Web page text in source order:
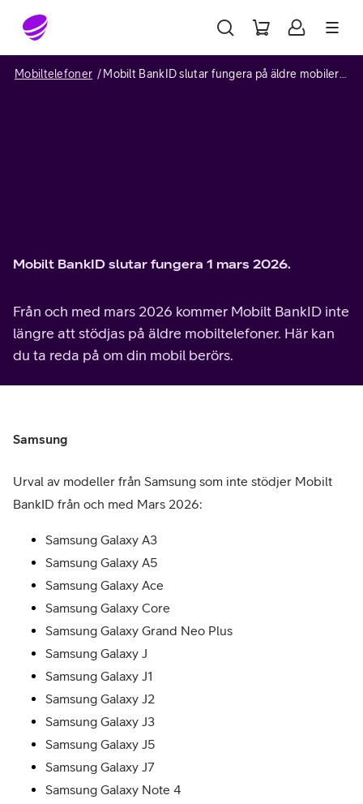
Gå till sidans innehåll
Mobiltelefoner
Mobilt BankID slutar fungera 1 mars 2026.
Från och med mars 2026 kommer Mobilt BankID inte
längre att stödjas på äldre mobiltelefoner. Här kan
du ta reda på om din mobil berörs.
Samsung
Urval av modeller från Samsung som inte stödjer Mobilt
BankID från och med Mars 2026:
Samsung Galaxy A3
Samsung Galaxy A5
Samsung Galaxy Ace
Samsung Galaxy Core
Samsung Galaxy Grand Neo Plus
Samsung Galaxy J
Samsung Galaxy J1
Samsung Galaxy J2
Samsung Galaxy J3
Samsung Galaxy J5
Samsung Galaxy J7
Samsung Galaxy Note 4